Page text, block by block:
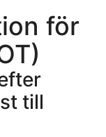
för
till